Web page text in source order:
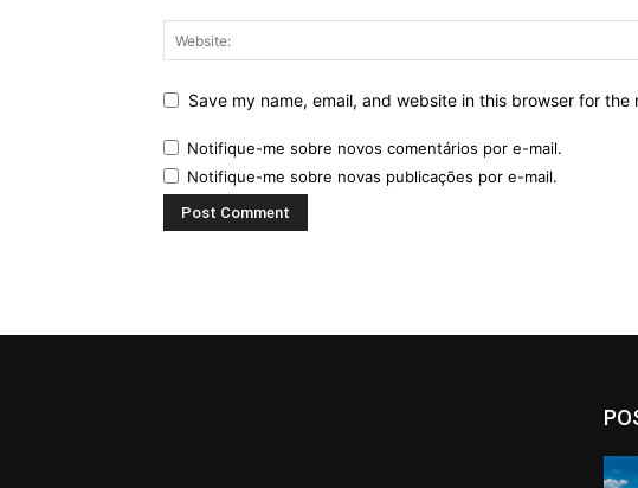
Save my name, email, and website in this browser for the
Notifique-me sobre novos comentários por e-mail.
Notifique-me sobre novas publicações por e-mail.